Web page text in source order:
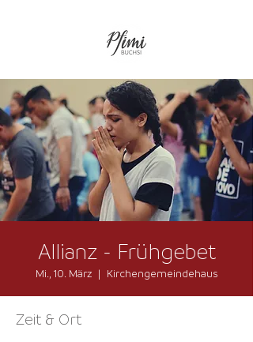
Allianz - Frühgebet
Mi., 10. März
  |
Kirchengemeindehaus
Zeit & Ort